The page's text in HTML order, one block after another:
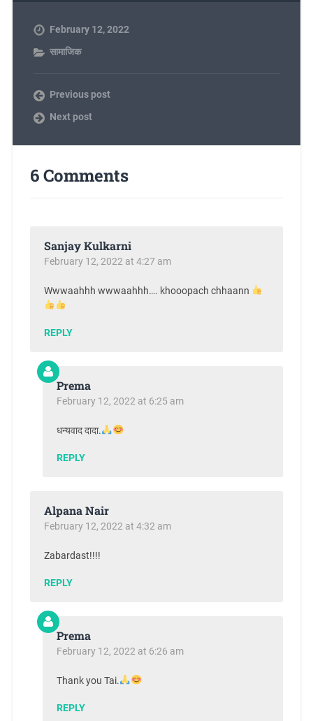
February 12, 2022
सामाजिक
Previous post
Next post
6 Comments
Sanjay Kulkarni
February 12, 2022 at 4:27 am
Wwwaahhh wwwaahhh…. khooopach chhaann
REPLY
Prema
February 12, 2022 at 6:25 am
धन्यवाद दादा.
REPLY
Alpana Nair
February 12, 2022 at 4:32 am
Zabardast!!!!
REPLY
Prema
February 12, 2022 at 6:26 am
Thank you Tai.
REPLY